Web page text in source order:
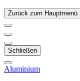
Zurück zum Hauptmenü
Schließen
Aluminium